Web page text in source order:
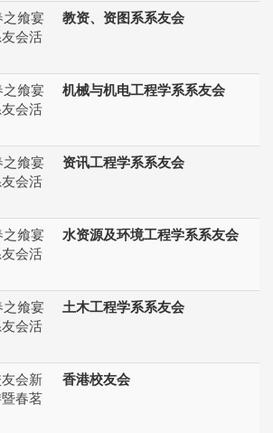
之飨宴
会活
教资、资图系系友会
之飨宴
会活
机械与机电工程学系系友会
之飨宴
会活
资讯工程学系系友会
之飨宴
会活
水资源及环境工程学系系友会
之飨宴
会活
土木工程学系系友会
会新
春茗
香港校友会